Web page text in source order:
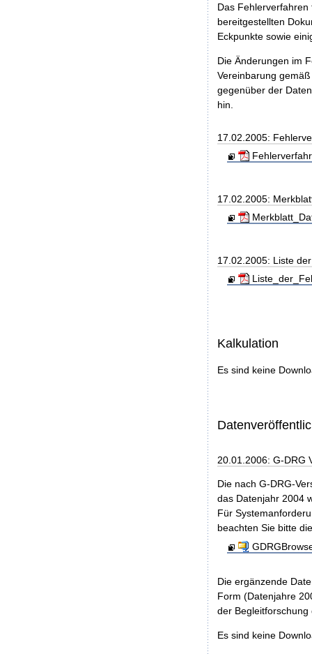
Das
bereitgestellten
Eckpunkte sowie
Die Änderungen im
Vereinbarung
gegenüber der
hin.
17.02.2005:
17.02.2005:
17.02.2005: Liste
Kalkulation
Es sind keine
20.01.2006: G-DRG
Die nach G-DRG-
das Datenjahr 2004
Für
beachten Sie bitte
Die ergänzende
Form (Datenjahre
der
Es sind keine